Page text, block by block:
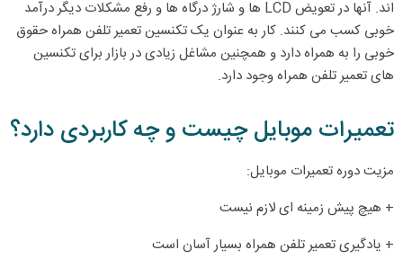
اند. آنها در تعویض LCD ها و شارژ درگاه ها و رفع مشکلات دیگر درآمد
خوبی کسب می کنند. کار به عنوان یک تکنسین تعمیر تلفن همراه حقوق
خوبی را به همراه دارد و همچنین مشاغل زیادی در بازار برای تکنسین
های تعمیر تلفن همراه وجود دارد.
تعمیرات موبایل چیست و چه کاربردی دارد؟
مزیت دوره تعمیرات موبایل:
+ هیچ پیش زمینه ای لازم نیست
+ یادگیری تعمیر تلفن همراه بسیار آسان است